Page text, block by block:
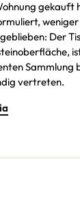
gekauft
geblieben:
Sammlung
vertreten.